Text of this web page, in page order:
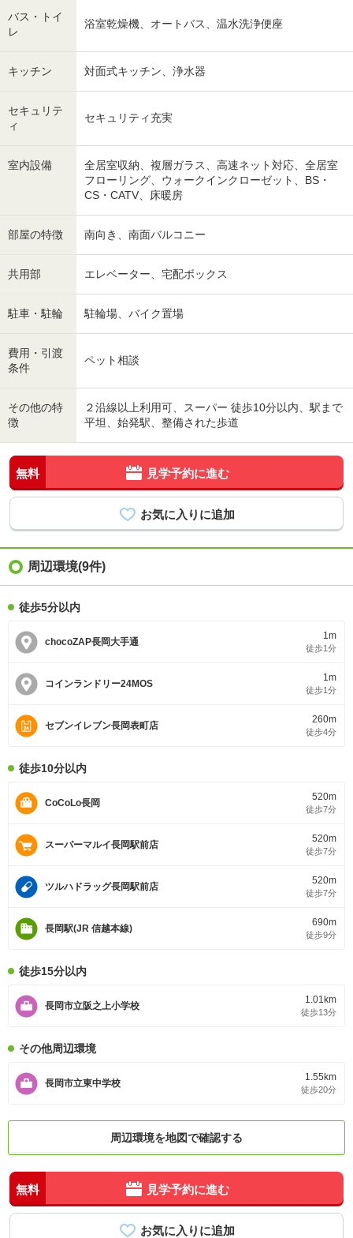
バス・トイ
レ
浴室乾燥機、オートバス、温水洗浄便座
キッチン 対面式キッチン、浄水器
セキュリテ
ィ
セキュリティ充実
室内設備
全居室収納、複層ガラス、高速ネット対応、全居室
フローリング、ウォークインクローゼット、BS・
CS・CATV、床暖房
部屋の特徴 南向き、南面バルコニー
共用部 エレベーター、宅配ボックス
駐車・駐輪 駐輪場、バイク置場
費用・引渡
条件
ペット相談
その他の特
徴
２沿線以上利用可、スーパー 徒歩10分以内、駅まで
平坦、始発駅、整備された歩道
無料 見学予約に進む
周辺環境(9件)
徒歩5分以内
chocoZAP長岡大手通
1m
徒歩1分
コインランドリー24MOS
1m
徒歩1分
セブンイレブン長岡表町店
260m
徒歩4分
徒歩10分以内
CoCoLo長岡
520m
徒歩7分
スーパーマルイ長岡駅前店
520m
徒歩7分
ツルハドラッグ長岡駅前店
520m
徒歩7分
長岡駅(JR 信越本線)
690m
徒歩9分
徒歩15分以内
長岡市立阪之上小学校
1.01km
徒歩13分
その他周辺環境
長岡市立東中学校
1.55km
徒歩20分
周辺環境を地図で確認する
無料 見学予約に進む